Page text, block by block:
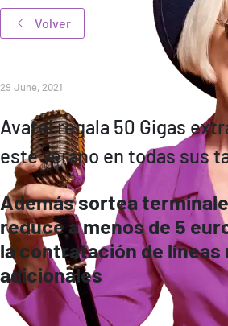
Volver
29 June, 2021
Avatel regala 50 Gigas
este verano en todas sus
Además sortea
reducea menos de 5
la contratación de líneas
adicionales